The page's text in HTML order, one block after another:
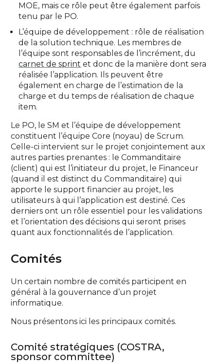
MOE, mais ce rôle peut être également parfois
tenu par le PO.
L’équipe de développement : rôle de réalisation
de la solution technique. Les membres de
l’équipe sont responsables de l’incrément, du
carnet de sprint et donc de la manière dont sera
réalisée l’application. Ils peuvent être
également en charge de l’estimation de la
charge et du temps de réalisation de chaque
item.
Le PO, le SM et l’équipe de développement
constituent l’équipe Core (noyau) de Scrum.
Celle-ci intervient sur le projet conjointement aux
autres parties prenantes : le Commanditaire
(client) qui est l’initiateur du projet, le Financeur
(quand il est distinct du Commanditaire) qui
apporte le support financier au projet, les
utilisateurs à qui l’application est destiné. Ces
derniers ont un rôle essentiel pour les validations
et l’orientation des décisions qui seront prises
quant aux fonctionnalités de l’application.
Comités
Un certain nombre de comités participent en
général à la gouvernance d’un projet
informatique.
Nous présentons ici les principaux comités.
Comité stratégiques (COSTRA,
sponsor committee)